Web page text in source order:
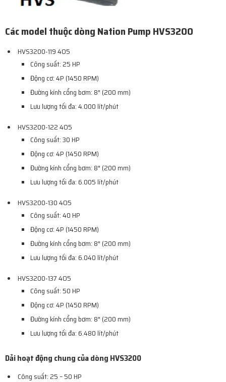
Các model thuộc dòng Nation Pump HVS3200
HVS3200-119 4O5
Công suất: 25 HP
Động cơ: 4P (1450 RPM)
Đường kính cổng bơm: 8″ (200 mm)
Lưu lượng tối đa: 4.000 lít/phút
HVS3200-122 4O5
Công suất: 30 HP
Động cơ: 4P (1450 RPM)
Đường kính cổng bơm: 8″ (200 mm)
Lưu lượng tối đa: 6.005 lít/phút
HVS3200-130 4O5
Công suất: 40 HP
Động cơ: 4P (1450 RPM)
Đường kính cổng bơm: 8″ (200 mm)
Lưu lượng tối đa: 6.040 lít/phút
HVS3200-137 4O5
Công suất: 50 HP
Động cơ: 4P (1450 RPM)
Đường kính cổng bơm: 8″ (200 mm)
Lưu lượng tối đa: 6.480 lít/phút
Dải hoạt động chung của dòng HVS3200
Công suất: 25 – 50 HP